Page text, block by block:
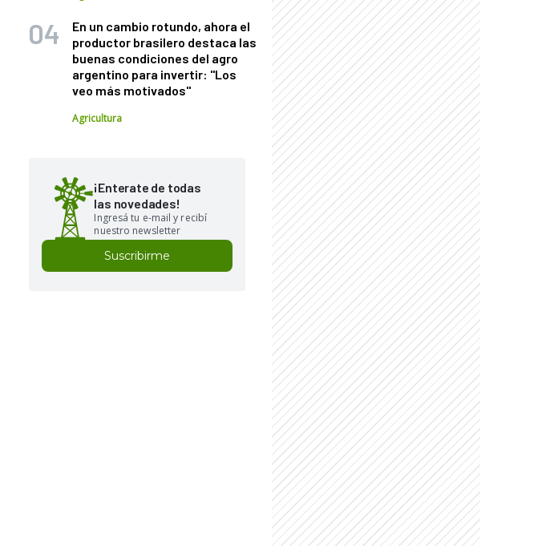
En un cambio rotundo, ahora el
productor brasilero destaca las
buenas condiciones del agro
argentino para invertir: "Los
veo más motivados"
Agricultura
¡Enterate de todas
las novedades!
Ingresá tu e-mail y recibí
nuestro newsletter
Suscribirme